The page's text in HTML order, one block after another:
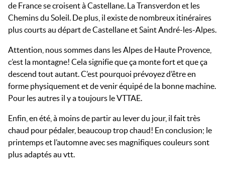
de France se croisent à Castellane. La Transverdon et les
Chemins du Soleil. De plus, il existe de nombreux itinéraires
plus courts au départ de Castellane et Saint André-les-Alpes.
Attention, nous sommes dans les Alpes de Haute Provence,
c’est la montagne! Cela signifie que ça monte fort et que ça
descend tout autant. C’est pourquoi prévoyez d’être en
forme physiquement et de venir équipé de la bonne machine.
Pour les autres il y a toujours le VTTAE.
Enfin, en été, à moins de partir au lever du jour, il fait très
chaud pour pédaler, beaucoup trop chaud! En conclusion; le
printemps et l’automne avec ses magnifiques couleurs sont
plus adaptés au vtt.